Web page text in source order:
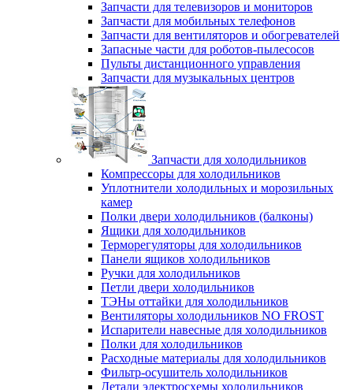
Запчасти для телевизоров и мониторов
Запчасти для мобильных телефонов
Запчасти для вентиляторов и обогревателей
Запасные части для роботов-пылесосов
Пульты дистанционного управления
Запчасти для музыкальных центров
Запчасти для холодильников
Компрессоры для холодильников
Уплотнители холодильных и морозильных
камер
Полки двери холодильников (балконы)
Ящики для холодильников
Терморегуляторы для холодильников
Панели ящиков холодильников
Ручки для холодильников
Петли двери холодильников
ТЭНы оттайки для холодильников
Вентиляторы холодильников NO FROST
Испарители навесные для холодильников
Полки для холодильников
Расходные материалы для холодильников
Фильтр-осушитель холодильников
Детали электросхемы холодильников